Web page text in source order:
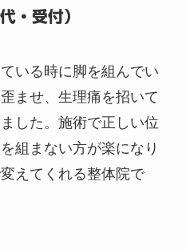
・受付）
いる時に脚を組んでい
ませ、生理痛を招いて
した。施術で正しい位
組まない方が楽になり
えてくれる整体院で